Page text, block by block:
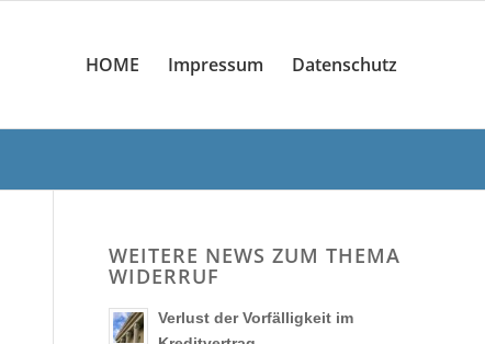
HOME Impressum Datenschutz
WEITERE NEWS ZUM THEMA
WIDERRUF
Verlust der Vorfälligkeit im